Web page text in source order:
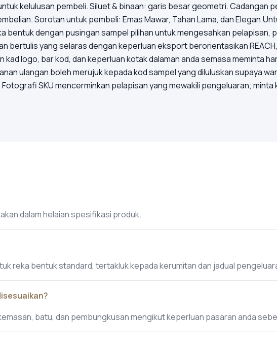
kelulusan pembeli. Siluet & binaan: garis besar geometri. Cadangan
Sorotan untuk pembeli: Emas Mawar, Tahan Lama, dan
bentuk dengan pusingan sampel pilihan untuk mengesahkan pelapisan,
bertulis yang selaras dengan keperluan eksport berorientasikan
logo, bar kod, dan keperluan kotak dalaman anda semasa meminta
ulangan boleh merujuk kepada kod sampel yang diluluskan supaya
SKU mencerminkan pelapisan yang mewakili pengeluaran;
dalam helaian spesifikasi produk.
reka bentuk standard, tertakluk kepada kerumitan dan jadual
batu, dan pembungkusan mengikut keperluan pasaran anda